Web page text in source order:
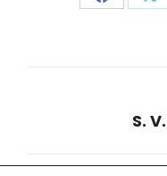
Share
S.